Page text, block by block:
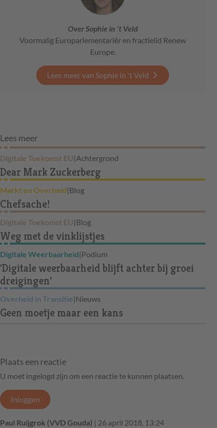
Over Sophie in 't Veld
Voormalig Europarlementariër en fractielid Renew
Europe.
Lees meer van Sophie in 't Veld
Lees meer
Digitale Toekomst EU |Achtergrond
Dear Mark Zuckerberg
Markt en Overheid|Blog
Chefsache!
Digitale Toekomst EU |Blog
Weg met de vinklijstjes
Digitale Weerbaarheid|Podium
'Digitale weerbaarheid blijft achter bij groei
dreigingen'
Overheid in Transitie|Nieuws
Geen moetje maar een kans
Plaats een reactie
U moet ingelogd zijn om een reactie te kunnen plaatsen.
Inloggen
Paul Ruijgrok (VVD Gouda) | 26 april 2018, 13:24